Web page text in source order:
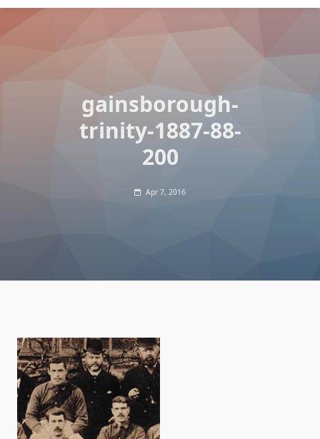
gainsborough-
trinity-1887-88-
200
Apr 7, 2016